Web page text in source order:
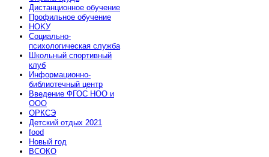
Дистанционное обучение
Профильное обучение
HOKУ
Социально-
психологическая служба
Школьный спортивный
клуб
Информационно-
библиотечный центр
Введение ФГОС НОО и
ООО
ОРКСЭ
Детский отдых 2021
food
Новый год
ВСОКО